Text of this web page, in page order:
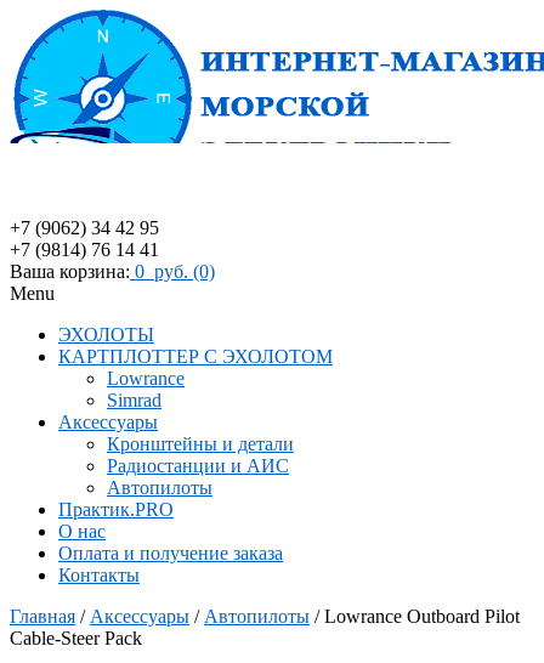
+7 (9062) 34 42 95
+7 (9814) 76 14 41
Ваша корзина: 0 руб. (0)
Menu
ЭХОЛОТЫ
КАРТПЛОТТЕР С ЭХОЛОТОМ
Lowrance
Simrad
Аксессуары
Кронштейны и детали
Радиостанции и АИС
Автопилоты
Практик.PRO
О нас
Оплата и получение заказа
Контакты
Главная / Аксессуары / Автопилоты / Lowrance Outboard Pilot
Cable-Steer Pack